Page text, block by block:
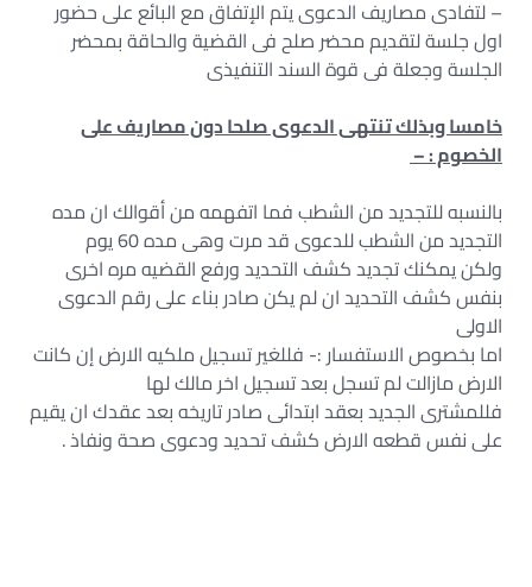
– لتفادى مصاريف الدعوى يتم الإتفاق مع البائع على حضور
اول جلسة لتقديم محضر صلح فى القضية والحاقة بمحضر
الجلسة وجعلة فى قوة السند التنفيذى
خامسا وبذلك تنتهى الدعوى صلحا دون مصاريف على
الخصوم : –
بالنسبه للتجديد من الشطب فما اتفهمه من أقوالك ان مده
التجديد من الشطب للدعوى قد مرت وهى مده 60 يوم
ولكن يمكنك تجديد كشف التحديد ورفع القضيه مره اخرى
بنفس كشف التحديد ان لم يكن صادر بناء على رقم الدعوى
الاولى
اما بخصوص الاستفسار :- فللغير تسجيل ملكيه الارض إن كانت
الارض مازالت لم تسجل بعد تسجيل اخر مالك لها
فللمشترى الجديد بعقد ابتدائى صادر تاريخه بعد عقدك ان يقيم
على نفس قطعه الارض كشف تحديد ودعوى صحة ونفاذ .